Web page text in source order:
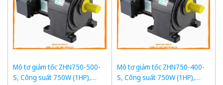
Mô tơ giảm tốc ZHN750-500-
S, Công suất 750W (1HP),
Mô tơ giảm tốc ZHN750-400-
S, Công suất 750W (1HP),